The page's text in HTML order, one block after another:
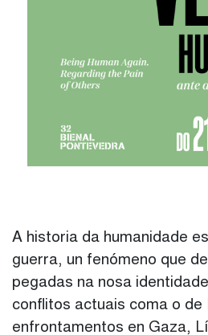
A historia da humanidade
guerra, un fenómeno que
pegadas na nosa
conflitos actuais coma o de
enfrontamentos en Gaza,